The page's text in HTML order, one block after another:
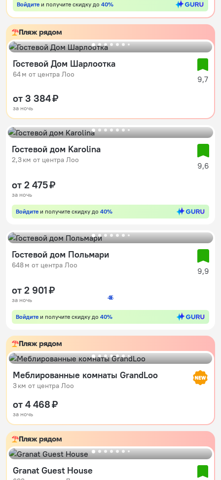
Войдите и получите скидку до 40%
Пляж рядом
Гостевой Дом Шарлоотка
64 м от центра Лоо 9,7
от 3 384 ₽
за ночь
Гостевой дом Karolina
2,3 км от центра Лоо
9,6
от 2 475 ₽
за ночь
Войдите и получите скидку до 40%
Гостевой дом Польмари
648 м от центра Лоо
9,9
от 2 901 ₽
за ночь
Войдите и получите скидку до 40%
Пляж рядом
Меблированные комнаты GrandLoo
3 км от центра Лоо
от 4 468 ₽
за ночь
Пляж рядом
Granat Guest House
2
3
4
5
45